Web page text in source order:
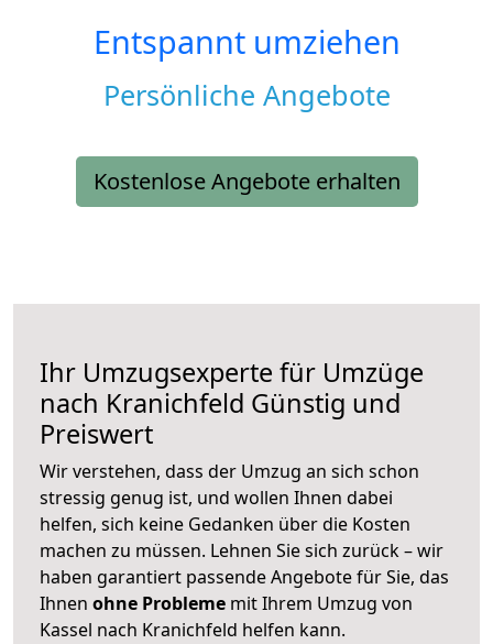
Entspannt umziehen
Persönliche Angebote
Kostenlose Angebote erhalten
Ihr Umzugsexperte für Umzüge
nach Kranichfeld Günstig und
Preiswert
Wir verstehen, dass der Umzug an sich schon
stressig genug ist, und wollen Ihnen dabei
helfen, sich keine Gedanken über die Kosten
machen zu müssen. Lehnen Sie sich zurück – wir
haben garantiert passende Angebote für Sie, das
Ihnen ohne Probleme mit Ihrem Umzug von
Kassel nach Kranichfeld helfen kann.